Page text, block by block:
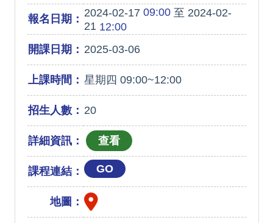
報名日期： 2024-02-17 09:00至 2024-02-
2112:00
開課日期： 2025-03-06
上課時間： 星期四 09:00~12:00
招生人數： 20
詳細資訊：
課程連結： GO
地圖：